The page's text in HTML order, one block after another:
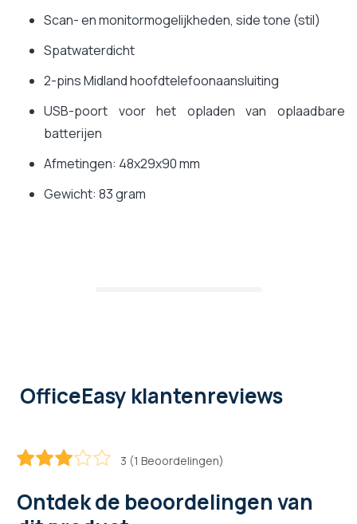
Scan- en monitormogelijkheden, side tone (stil)
Spatwaterdicht
2-pins Midland hoofdtelefoonaansluiting
USB-poort voor het opladen van oplaadbare
batterijen
Afmetingen: 48x29x90 mm
Gewicht: 83 gram
OfficeEasy klantenreviews
3 (1 Beoordelingen)
Ontdek de beoordelingen van